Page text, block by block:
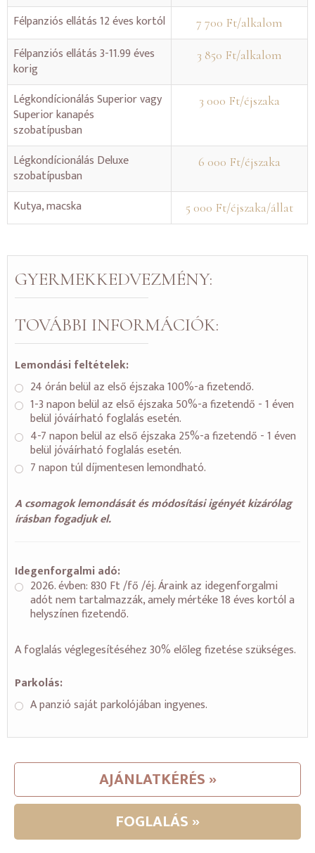
Félpanziós ellátás 12 éves kortól 7 700 Ft/alkalom
Félpanziós ellátás 3-11.99 éves
korig
3 850 Ft/alkalom
Légkondícionálás Superior vagy
Superior kanapés
szobatípusban
3 000 Ft/éjszaka
Légkondícionálás Deluxe
szobatípusban
6 000 Ft/éjszaka
Kutya, macska 5 000 Ft/éjszaka/állat
GYERMEKKEDVEZMÉNY:
TOVÁBBI INFORMÁCIÓK:
Lemondási feltételek:
24 órán belül az első éjszaka 100%-a fizetendő.
1-3 napon belül az első éjszaka 50%-a fizetendő - 1 éven
belül jóváírható foglalás esetén.
4-7 napon belül az első éjszaka 25%-a fizetendő - 1 éven
belül jóváírható foglalás esetén.
7 napon túl díjmentesen lemondható.
A csomagok lemondását és módosítási igényét kizárólag
írásban fogadjuk el.
Idegenforgalmi adó:
2026. évben: 830 Ft /fő /éj. Áraink az idegenforgalmi
adót nem tartalmazzák, amely mértéke 18 éves kortól a
helyszínen fizetendő.
A foglalás véglegesítéséhez 30% előleg fizetése szükséges.
Parkolás:
A panzió saját parkolójában ingyenes.
AJÁNLATKÉRÉS »
FOGLALÁS »